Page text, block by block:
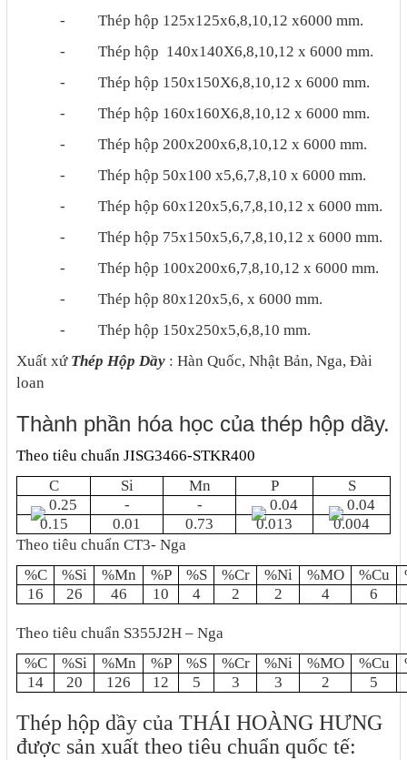
- Thép hộp 125x125x6,8,10,12 x6000 mm.
- Thép hộp 140x140X6,8,10,12 x 6000 mm.
- Thép hộp 150x150X6,8,10,12 x 6000 mm.
- Thép hộp 160x160X6,8,10,12 x 6000 mm.
- Thép hộp 200x200x6,8,10,12 x 6000 mm.
- Thép hộp 50x100 x5,6,7,8,10 x 6000 mm.
- Thép hộp 60x120x5,6,7,8,10,12 x 6000 mm.
- Thép hộp 75x150x5,6,7,8,10,12 x 6000 mm.
- Thép hộp 100x200x6,7,8,10,12 x 6000 mm.
- Thép hộp 80x120x5,6, x 6000 mm.
- Thép hộp 150x250x5,6,8,10 mm.
Xuất xứ Thép Hộp Dầy : Hàn Quốc, Nhật Bản, Nga, Đài
loan
Thành phần hóa học của thép hộp dầy.
Theo tiêu chuẩn JISG3466-STKR400
C
Si Mn P
S
0.25
- - 0.04
0.04
0.15
0.01 0.73 0.013
0.004
Theo tiêu chuẩn CT3- Nga
%C
%Si %Mn %P %S %Cr %Ni %MO %Cu
16
26 46 10 4 2 2 4 6
Theo tiêu chuẩn S355J2H – Nga
%C
%Si %Mn %P %S %Cr %Ni %MO %Cu
14
20 126 12 5 3 3 2 5
Thép hộp dầy của THÁI HOÀNG HƯNG
được sản xuất theo tiêu chuẩn quốc tế: